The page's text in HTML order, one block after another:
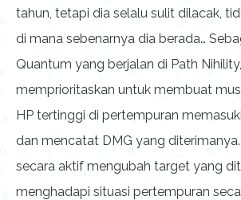
tahun, tetapi dia selalu sulit dilacak,
di mana sebenarnya dia berada…
Quantum yang berjalan di Path
memprioritaskan untuk membuat
HP tertinggi di pertempuran
dan mencatat DMG yang
secara aktif mengubah target yang
menghadapi situasi pertempuran